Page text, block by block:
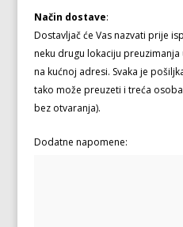
Način dostave:
Dostavljač će Vas nazvati prije
neku drugu lokaciju
na kućnoj adresi. Svaka je
tako može preuzeti i treća
bez otvaranja).
Dodatne napomene: